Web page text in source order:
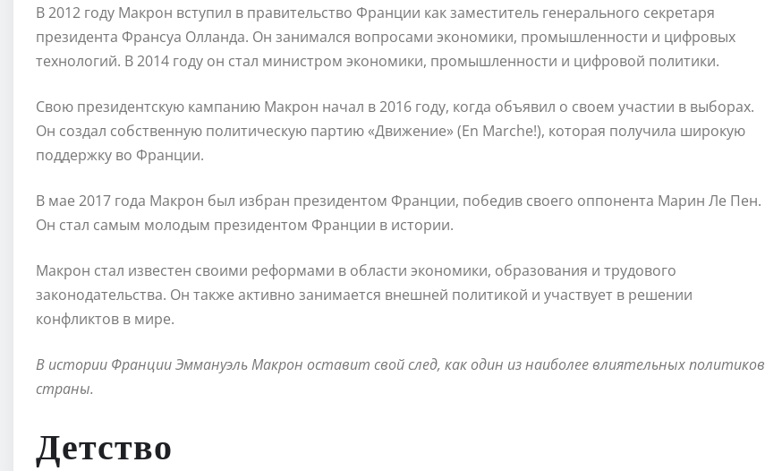
В 2012 году Макрон вступил в правительство Франции как заместитель генерального секретаря
президента Франсуа Олланда. Он занимался вопросами экономики, промышленности и цифровых
технологий. В 2014 году он стал министром экономики, промышленности и цифровой политики.
Свою президентскую кампанию Макрон начал в 2016 году, когда объявил о своем участии в выборах.
Он создал собственную политическую партию «Движение» (En Marche!), которая получила широкую
поддержку во Франции.
В мае 2017 года Макрон был избран президентом Франции, победив своего оппонента Марин Ле Пен.
Он стал самым молодым президентом Франции в истории.
Макрон стал известен своими реформами в области экономики, образования и трудового
законодательства. Он также активно занимается внешней политикой и участвует в решении
конфликтов в мире.
В истории Франции Эммануэль Макрон оставит свой след, как один из наиболее влиятельных политиков
страны.
Детство